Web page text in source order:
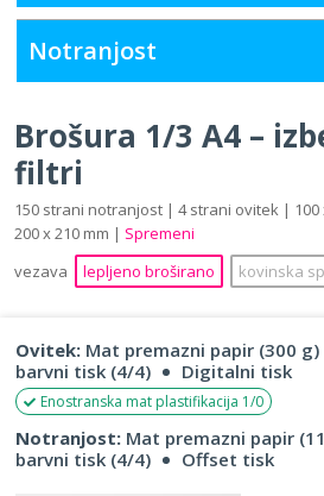
Notranjost
Brošura 1/3 A4 –
filtri
150 strani notranjost | 4 strani ovitek |
200 x 210 mm | Spremeni
vezava
lepljeno broširano kovinska
Ovitek: Mat premazni papir (300 g)
barvni tisk (4/4)
Digitalni tisk
Enostranska mat plastifikacija 1/0
Notranjost: Mat premazni papir
barvni tisk (4/4)
Offset tisk